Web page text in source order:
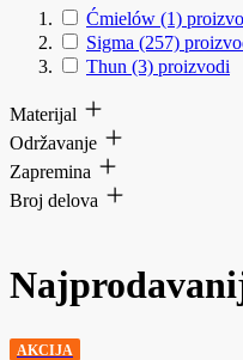
Ćmielów (1)
Sigma (257)
Thun (3) proizvodi
Materijal
Održavanje
Zapremina
Broj delova
AKCIJA